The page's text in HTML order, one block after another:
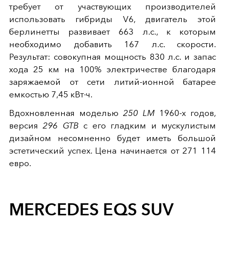
требует от участвующих производителей
использовать гибриды V6, двигатель этой
берлинетты развивает 663 л.с., к которым
необходимо добавить 167 л.с. скорости.
Результат: совокупная мощность 830 л.с. и запас
хода 25 км на 100% электричестве благодаря
заряжаемой от сети литий-ионной батарее
емкостью 7,45 кВт·ч.
Вдохновленная моделью 250 LM 1960-х годов,
версия296 GTB с его гладким и мускулистым
дизайном несомненно будет иметь большой
эстетический успех. Цена начинается от 271 114
евро.
MERCEDES EQS SUV